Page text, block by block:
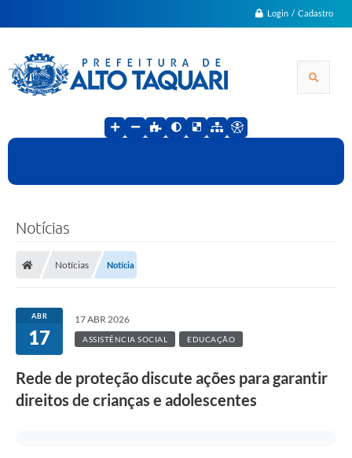
Login / Cadastro
Notícias
Notícias Notícia
ABR
17
17 ABR 2026
ASSISTÊNCIA SOCIAL EDUCAÇÃO
Rede de proteção discute ações para garantir
direitos de crianças e adolescentes